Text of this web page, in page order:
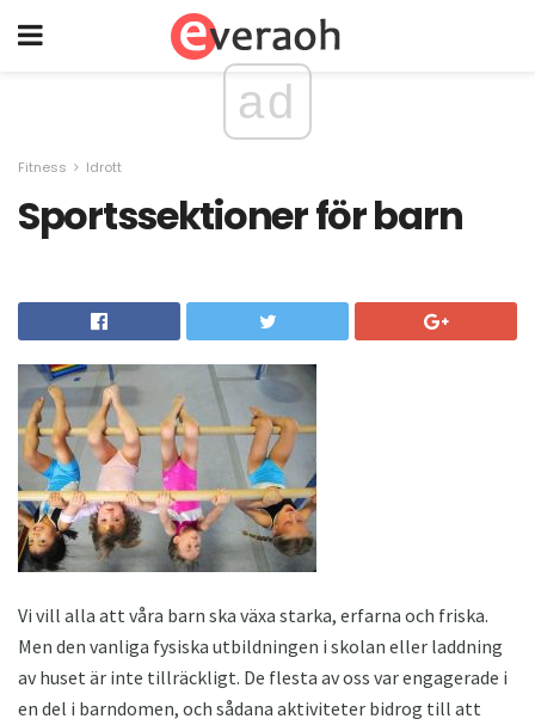
ad
Fitness Idrott
Sportssektioner för barn
Vi vill alla att våra barn ska växa starka, erfarna och friska.
Men den vanliga fysiska utbildningen i skolan eller laddning
av huset är inte tillräckligt. De flesta av oss var engagerade i
en del i barndomen, och sådana aktiviteter bidrog till att